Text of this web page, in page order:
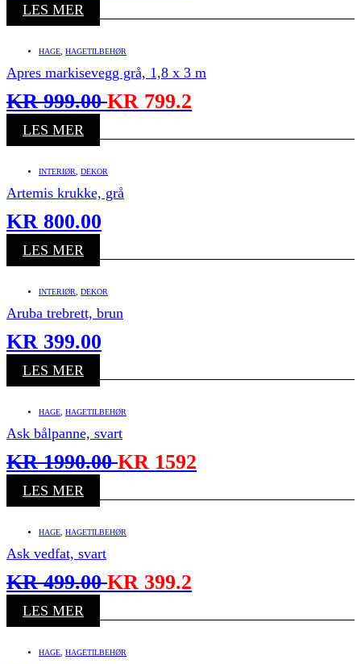
LES MER
HAGE HAGETILBEHØR
Apres markisevegg grå, 1,8 x 3 m
KR999.00KR 799.2
LES MER
INTERIØR DEKOR
Artemis krukke, grå
KR 800.00
LES MER
INTERIØR DEKOR
Aruba trebrett, brun
KR 399.00
LES MER
HAGE HAGETILBEHØR
Ask bålpanne, svart
KR1990.00KR 1592
LES MER
HAGE HAGETILBEHØR
Ask vedfat, svart
KR499.00KR 399.2
LES MER
HAGE HAGETILBEHØR